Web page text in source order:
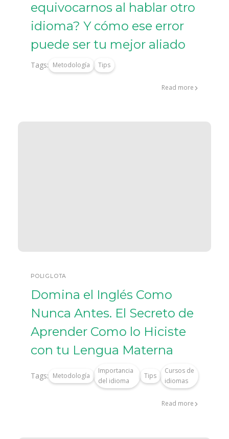
equivocarnos al hablar otro
idioma? Y cómo ese error
puede ser tu mejor aliado
Tags: Metodología Tips
Read more
POLIGLOTA
Domina el Inglés Como
Nunca Antes. El Secreto de
Aprender Como lo Hiciste
con tu Lengua Materna
Tags: Metodología
Importancia
del idioma
Tips
Cursos de
idiomas
Read more